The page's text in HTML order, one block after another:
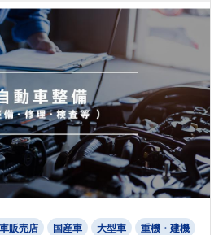
販売店 国産車 大型車 重機・建機